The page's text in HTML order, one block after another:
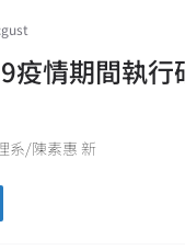
疫情期間執
系/陳素惠 新